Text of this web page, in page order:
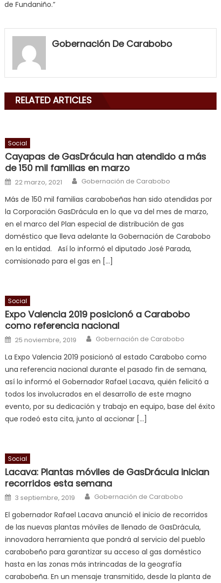
de Fundaniño.”
my
neighbor
mouth
will
smith
is
cuckold,
nice
milf
in
squirting,
आपक
न
भ
क
च
त
स
लग
आपक
पस
द,
sexy
enjoys
a
long
hard
सच
Gobernación De Carabobo
RELATED ARTICLES
Social
Cayapas de GasDrácula han atendido a más
de 150 mil familias en marzo
Posted on
22 marzo, 2021 Author
Gobernación de Carabobo
Más de 150 mil familias carabobeñas han sido atendidas por
la Corporación GasDrácula en lo que va del mes de marzo,
en el marco del Plan especial de distribución de gas
doméstico que lleva adelante la Gobernación de Carabobo
en la entidad. Así lo informó el diputado José Parada,
comisionado para el gas en […]
Social
Expo Valencia 2019 posicionó a Carabobo
como referencia nacional
Posted on
25 noviembre, 2019 Author
Gobernación de Carabobo
La Expo Valencia 2019 posicionó al estado Carabobo como
una referencia nacional durante el pasado fin de semana,
así lo informó el Gobernador Rafael Lacava, quién felicitó a
todos los involucrados en el desarrollo de este magno
evento, por su dedicación y trabajo en equipo, base del éxito
que rodeó esta cita, junto al accionar […]
Social
Lacava: Plantas móviles de GasDrácula inician
recorridos esta semana
Posted on
3 septiembre, 2019 Author
Gobernación de Carabobo
El gobernador Rafael Lacava anunció el inicio de recorridos
de las nuevas plantas móviles de llenado de GasDrácula,
innovadora herramienta que pondrá al servicio del pueblo
carabobeño para garantizar su acceso al gas doméstico
hasta en las zonas más intrincadas de la geografía
carabobeña. En un mensaje transmitido, desde la planta de